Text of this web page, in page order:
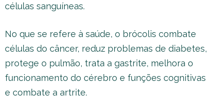
células sanguíneas.
No que se refere à saúde, o brócolis combate
células do câncer, reduz problemas de diabetes,
protege o pulmão, trata a gastrite, melhora o
funcionamento do cérebro e funções cognitivas
e combate a artrite.